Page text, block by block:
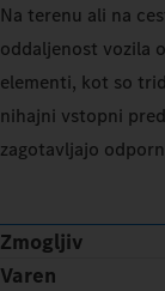
Na terenu ali na
oddaljenost vozila
elementi, kot so
nihajni vstopni
zagotavljajo
Zmogljiv
Varen